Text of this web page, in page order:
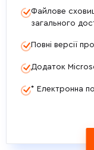
Файлове
загального
Повні версії
Додаток
* Електронна